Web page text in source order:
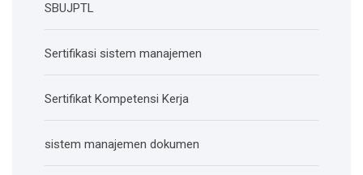
SBUJPTL
Sertifikasi sistem manajemen
Sertifikat Kompetensi Kerja
sistem manajemen dokumen